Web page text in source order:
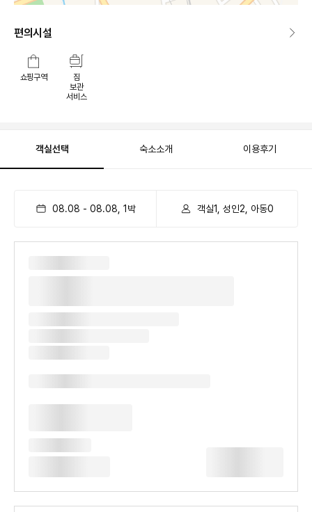
편의시설
쇼핑구역
짐
보관
서비스
객실선택 숙소소개 이용후기
08.08 - 08.08 1 박 객실1, 성인2, 아동0